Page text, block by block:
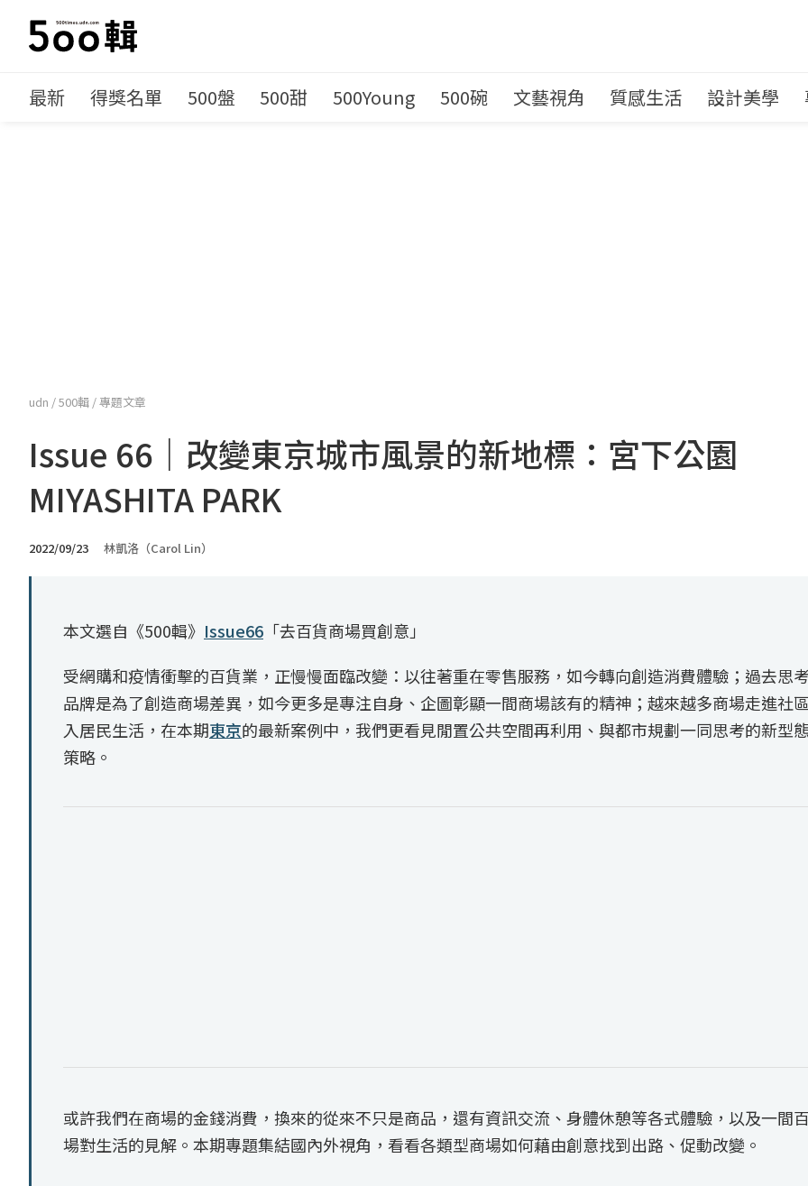
最新 得獎名單 500盤 500甜 500Young 500碗 文藝視角 質感生活 設計美學
udn /500輯 /專題文章
Issue 66｜改變東京城市風景的新地標：宮下公園
MIYASHITA PARK
2022/09/23 林凱洛（Carol Lin）
本文選自《500輯》 Issue66 「去百貨商場買創意」
受網購和疫情衝擊的百貨業，正慢慢面臨改變：以往著重在零售服務，如今轉向創造消費體驗；過去思
品牌是為了創造商場差異，如今更多是專注自身、企圖彰顯一間商場該有的精神；越來越多商場走進社
入居民生活，在本期東京的最新案例中，我們更看見閒置公共空間再利用、與都市規劃一同思考的新型
策略。
或許我們在商場的金錢消費，換來的從來不只是商品，還有資訊交流、身體休憩等各式體驗，以及一間
場對生活的見解。本期專題集結國內外視角，看看各類型商場如何藉由創意找到出路、促動改變。